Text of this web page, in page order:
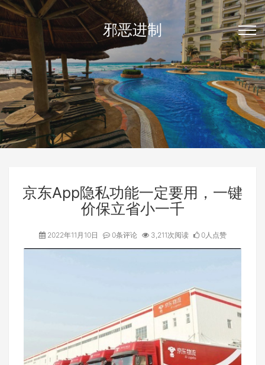
邪恶进制
京东App隐私功能一定要用，一键
价保立省小一千
2022年11月10日 0条评论 3,211次阅读 0人点赞